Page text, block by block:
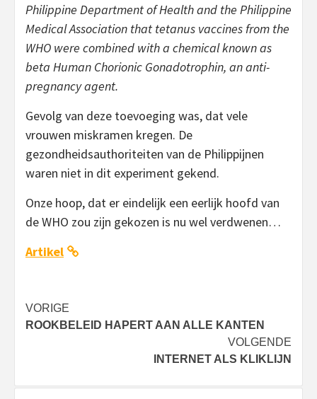
Philippine Department of Health and the Philippine
Medical Association that tetanus vaccines from the
WHO were combined with a chemical known as
beta Human Chorionic Gonadotrophin, an anti-
pregnancy agent.
Gevolg van deze toevoeging was, dat vele
vrouwen miskramen kregen. De
gezondheidsauthoriteiten van de Philippijnen
waren niet in dit experiment gekend.
Onze hoop, dat er eindelijk een eerlijk hoofd van
de WHO zou zijn gekozen is nu wel verdwenen…
Artikel
Bericht
navigatie
VORIGE
ROOKBELEID HAPERT AAN ALLE KANTEN
VOLGENDE
INTERNET ALS KLIKLIJN